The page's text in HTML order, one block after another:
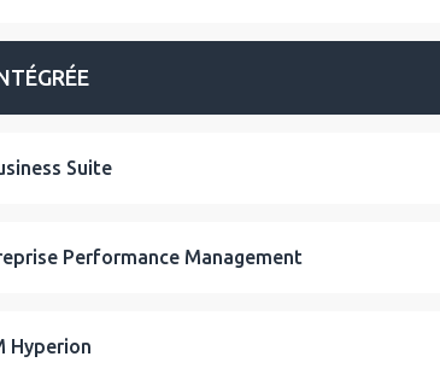
Suite
Performance Management
Hyperion